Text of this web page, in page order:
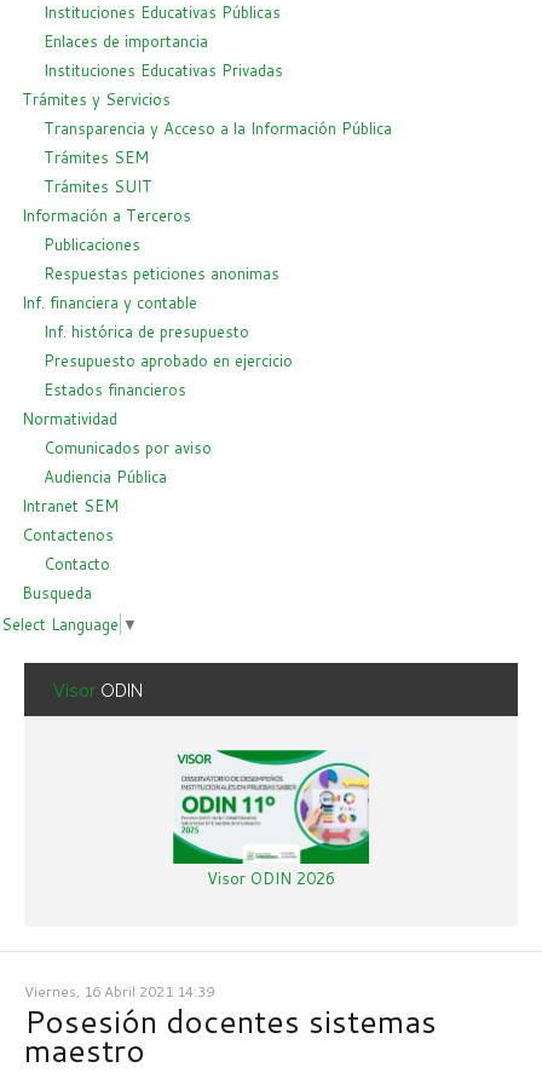
Instituciones Educativas Públicas
Enlaces de importancia
Instituciones Educativas Privadas
Trámites y Servicios
Transparencia y Acceso a la Información Pública
Trámites SEM
Trámites SUIT
Información a Terceros
Publicaciones
Respuestas peticiones anonimas
Inf. financiera y contable
Inf. histórica de presupuesto
Presupuesto aprobado en ejercicio
Estados financieros
Normatividad
Comunicados por aviso
Audiencia Pública
Intranet SEM
Contactenos
Contacto
Busqueda
Select Language ▼
Visor ODIN
Visor ODIN 2026
Viernes, 16 Abril 2021 14:39
Posesión docentes sistemas
maestro